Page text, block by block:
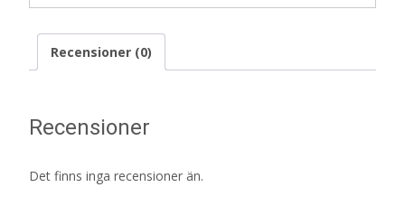
Recensioner (0)
Recensioner
Det finns inga recensioner än.